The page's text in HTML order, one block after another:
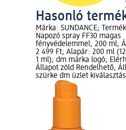
Hasonló
Márka: SUNDANCE;
Napozó spray FF30 magas
fényvédelemmel, 200 ml;
2 499 Ft; Alapár: 200 ml
1 ml); dm márka logó;
Állapot zöld Rendelhető,
szürke dm üzlet